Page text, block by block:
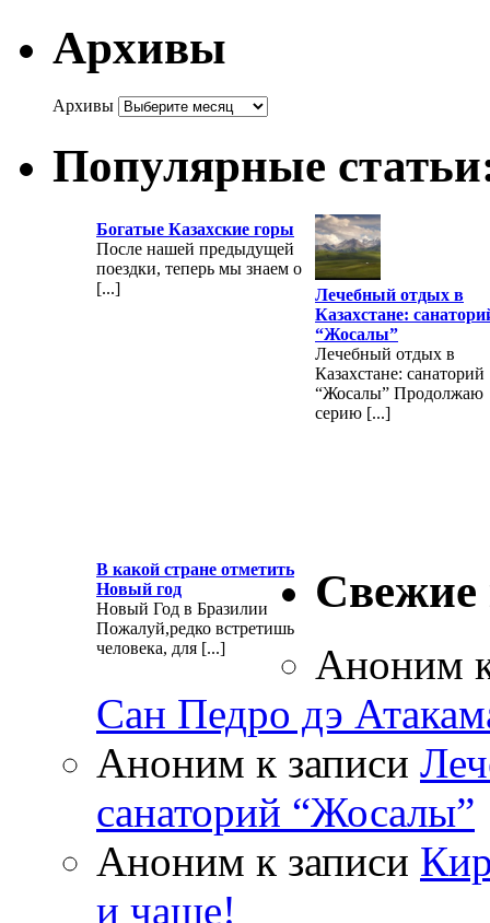
Архивы
Архивы
Популярные
Богатые Казахские горы
После нашей предыдущей
поездки, теперь мы знаем о
[...]
Лечебный отдых в
Казахстане:
“Жосалы”
Лечебный отдых в
Казахстане: санаторий
“Жосалы” Продолжаю
серию [...]
В какой стране отметить
Новый год
Новый Год в Бразилии
Пожалуй,редко встретишь
человека, для [...]
Свежие
Аноним
Сан Педро дэ
Аноним к записи
санаторий “Жосалы”
Аноним к записи
и чаще!